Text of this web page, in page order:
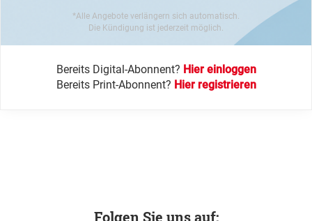
*Alle Angebote verlängern sich automatisch.
Die Kündigung ist jederzeit möglich.
Bereits Digital-Abonnent? Hier einloggen
Bereits Print-Abonnent? Hier registrieren
Folgen Sie uns auf: